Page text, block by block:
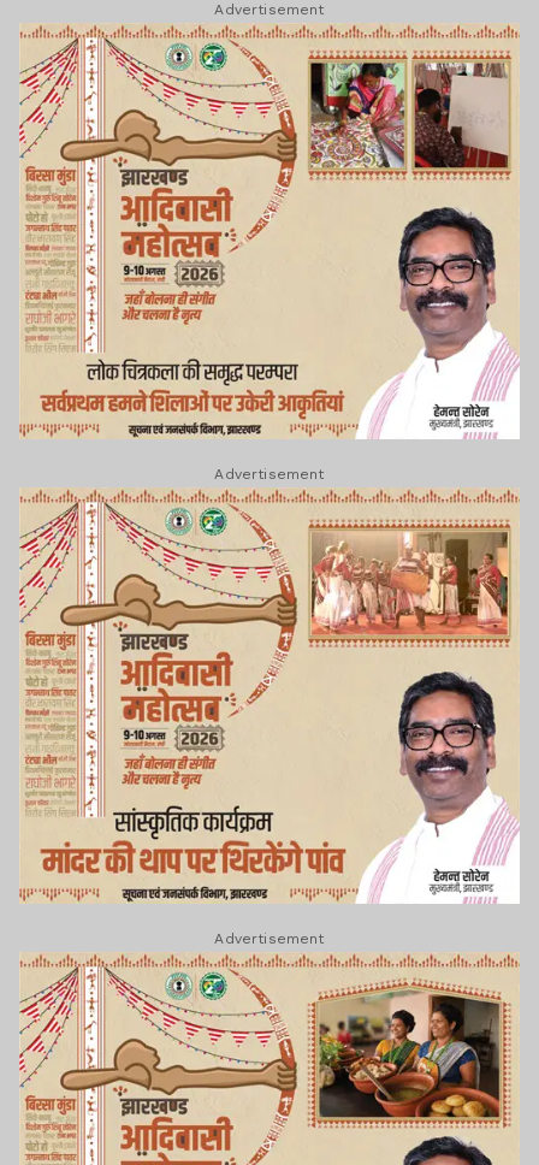
Advertisement
Advertisement
Advertisement